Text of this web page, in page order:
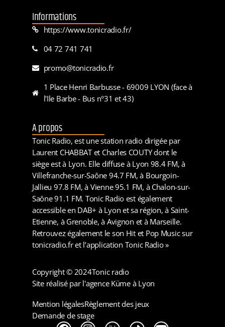
Informations
https://www.tonicradio.fr/
04 72 741 741
promo@tonicradio.fr
1 Place Henri Barbusse - 69009 LYON (face à
l'Ile Barbe - Bus n°31 et 43)
A propos
Tonic Radio, est une station radio dirigée par
Laurent CHABBAT et Charles COUTY dont le
siège est à Lyon. Elle diffuse à Lyon 98.4 FM, à
Villefranche-sur-Saône 94.7 FM, à Bourgoin-
Jallieu 97.8 FM, à Vienne 95.1 FM, à Chalon-sur-
Saône 91.1 FM. Tonic Radio est également
accessible en DAB+ à Lyon et sa région, à Saint-
Etienne, à Grenoble, à Avignon et à Marseille.
Retrouvez également le son Hit et Pop Music sur
tonicradio.fr et l’application Tonic Radio »
Copyright © 2024Tonic radio
Site réalisé par l'agence Küme à Lyon
Mention légalesRèglement des jeux
Demande de stage